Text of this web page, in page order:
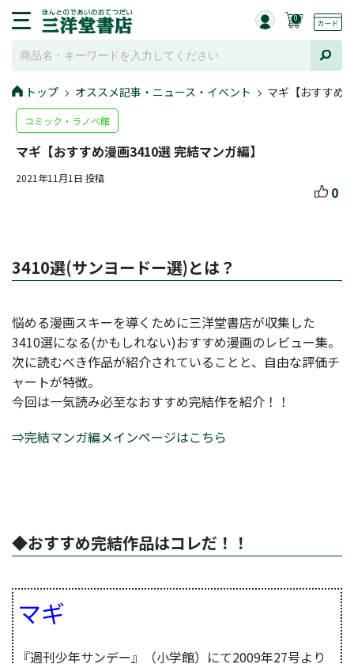
0
トップ オススメ記事・ニュース・イベント マギ【おすすめ
コミック・ラノベ館
マギ【おすすめ漫画3410選 完結マンガ編】
2021年11月1日 投稿
0
3410選(サンヨードー選)とは？
悩める漫画スキーを導くために三洋堂書店が収集した
3410選になる(かもしれない)おすすめ漫画のレビュー集。
次に読むべき作品が紹介されていることと、自由な評価チ
ャートが特徴。
今回は一気読み必至なおすすめ完結作を紹介！！
⇒完結マンガ編メインページはこちら
◆おすすめ完結作品はコレだ！！
マギ
『週刊少年サンデー』（小学館）にて2009年27号より